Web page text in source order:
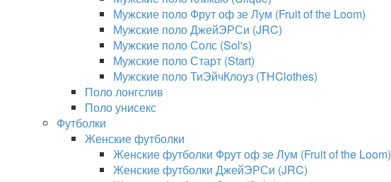
Мужские поло Фрут оф зе Лум (Fruit of the Loom)
Мужские поло ДжейЭРСи (JRC)
Мужские поло Солс (Sol's)
Мужские поло Старт (Start)
Мужские поло ТиЭйчКлоуз (THClothes)
Поло лонгслив
Поло унисекс
Футболки
Женские футболки
Женские футболки Фрут оф зе Лум (Fruit of the Loom)
Женские футболки ДжейЭРСи (JRC)